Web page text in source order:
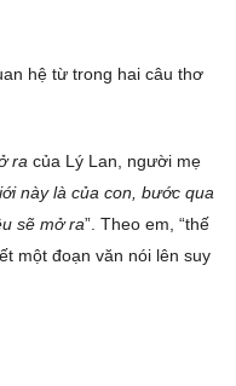
hệ từ trong hai câu thơ
ra của Lý Lan, người mẹ
này là của con, bước qua
sẽ mở ra”. Theo em, “thế
một đoạn văn nói lên suy